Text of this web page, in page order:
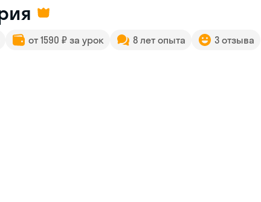
от 1590 ₽ за урок 8 лет опыта 3 отзыва